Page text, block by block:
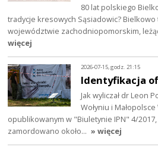
80 lat polskiego
tradycje kresowych Sąsiadowic?
województwie zachodniopomorskim,
więcej
2026-07-15, godz. 21:15
Identyfikacja
Jak wyliczał dr Leon
Wołyniu i
opublikowanym w "Biuletynie IPN" 4/2017,
zamordowano około… » więcej